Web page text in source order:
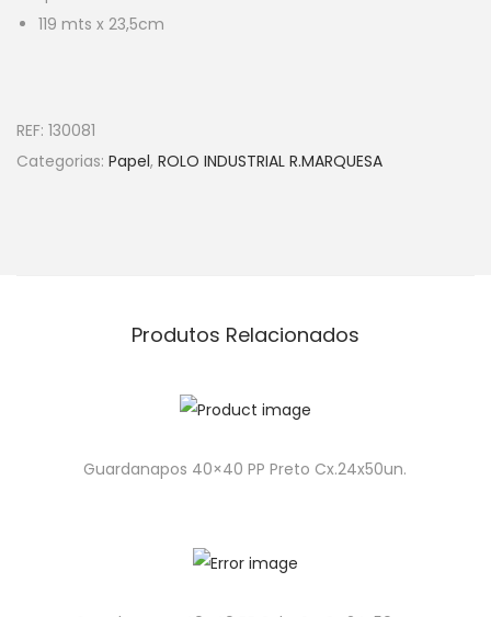
119 mts x 23,5cm
REF: 130081
Categorias: Papel, ROLO INDUSTRIAL R.MARQUESA
Produtos Relacionados
Guardanapos 40×40 PP Preto Cx.24x50un.